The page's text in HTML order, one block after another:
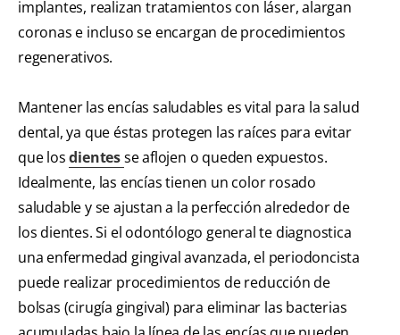
implantes, realizan tratamientos con láser, alargan
coronas e incluso se encargan de procedimientos
regenerativos.
Mantener las encías saludables es vital para la salud
dental, ya que éstas protegen las raíces para evitar
que losdientesse aflojen o queden expuestos.
Idealmente, las encías tienen un color rosado
saludable y se ajustan a la perfección alrededor de
los dientes. Si el odontólogo general te diagnostica
una enfermedad gingival avanzada, el periodoncista
puede realizar procedimientos de reducción de
bolsas (cirugía gingival) para eliminar las bacterias